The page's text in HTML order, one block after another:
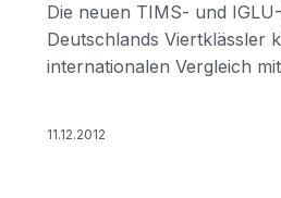
Die neuen TIMS- und
Deutschlands Viertklässler
internationalen Vergleich
11.12.2012